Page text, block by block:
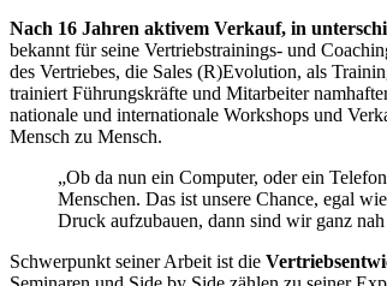
Nach 16 Jahren aktivem Verkauf, in
bekannt für seine Vertriebstrainings- und
des Vertriebes, die Sales (R)Evolution, als
trainiert Führungskräfte und Mitarbeiter
nationale und internationale Workshops und
Mensch zu Mensch.
„Ob da nun ein Computer, oder ein
Menschen. Das ist unsere Chance, egal
Druck aufzubauen, dann sind wir ganz
Schwerpunkt seiner Arbeit ist die